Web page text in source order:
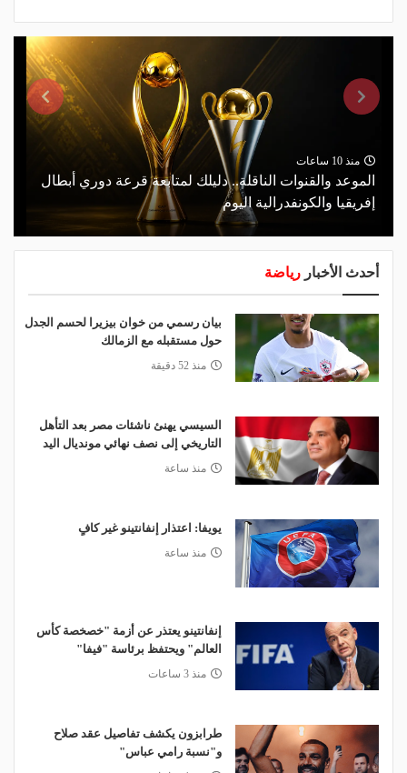
منذ 10 ساعات
الموعد والقنوات الناقلة.. دليلك لمتابعة قرعة دوري أبطال
إفريقيا والكونفدرالية اليوم
أحدث الأخبار رياضة
بيان رسمي من خوان بيزيرا لحسم الجدل
حول مستقبله مع الزمالك
منذ 52 دقيقة
السيسي يهنئ ناشئات مصر بعد التأهل
التاريخي إلى نصف نهائي مونديال اليد
منذ ساعة
يويفا: اعتذار إنفانتينو غير كافٍ
منذ ساعة
إنفانتينو يعتذر عن أزمة "خصخصة كأس
العالم" ويحتفظ برئاسة "فيفا"
منذ 3 ساعات
طرابزون يكشف تفاصيل عقد صلاح
و"نسبة رامي عباس"